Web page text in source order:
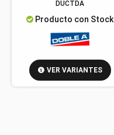
DUCTDA
Producto con Stock
VER VARIANTES